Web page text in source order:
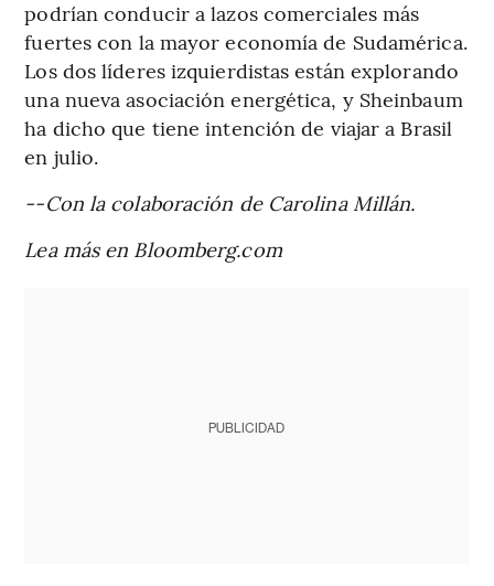
podrían conducir a lazos comerciales más
fuertes con la mayor economía de Sudamérica.
Los dos líderes izquierdistas están explorando
una nueva asociación energética, y Sheinbaum
ha dicho que tiene intención de viajar a Brasil
en julio.
--Con la colaboración de Carolina Millán.
Lea más en Bloomberg.com
PUBLICIDAD